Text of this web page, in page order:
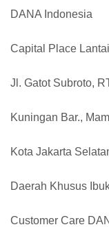
DANA Indonesia
Capital Place
Jl. Gatot Subroto,
Kuningan Bar.,
Kota Jakarta
Daerah Khusus
Customer Care